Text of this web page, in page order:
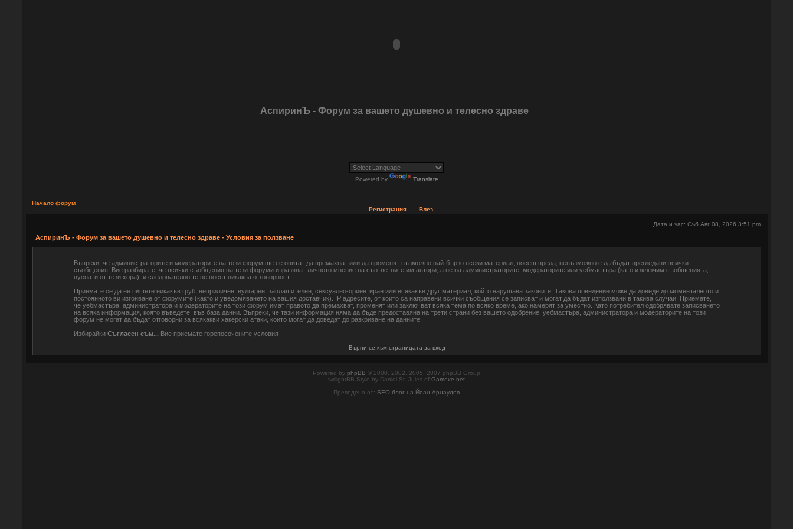
АспиринЪ - Форум за вашето душевно и телесно здраве
Powered by Translate
Начало форум
Регистрация
Влез
Дата и час: Съб Авг 08, 2026 3:51 pm
АспиринЪ - Форум за вашето душевно и телесно здраве - Условия за ползване
Въпреки, че администраторите и модераторите на този форум ще се опитат да премахнат или да променят възможно най-бързо всеки материал, носещ вреда, невъзможно е да бъдат прегледани всички
съобщения. Вие разбирате, че всички съобщения на тези форуми изразяват личното мнение на съответните им автори, а не на администраторите, модераторите или уебмастъра (като изключим съобщенията,
пуснати от тези хора), и следователно те не носят никаква отговорност.
Приемате се да не пишете никакъв груб, неприличен, вулгарен, заплашителен, сексуално-ориентиран или всякакъв друг материал, който нарушава законите. Такова поведение може да доведе до моменталното и
постоянното ви изгонване от форумите (както и уведомяването на вашия доставчик). IP адресите, от които са направени всички съобщения се записват и могат да бъдат използвани в такива случаи. Приемате,
че уебмастъра, администратора и модераторите на този форум имат правото да премахват, променят или заключват всяка тема по всяко време, ако намерят за уместно. Като потребител одобрявате записването
на всяка информация, която въведете, във база данни. Въпреки, че тази информация няма да бъде предоставяна на трети страни без вашето одобрение, уебмастъра, администратора и модераторите на този
форум не могат да бъдат отговорни за всякакви хакерски атаки, които могат да доведат до разкриване на данните.
Избирайки Съгласен съм... Вие приемате горепосочените условия
Върни се към страницата за вход
Powered by phpBB © 2000, 2002, 2005, 2007 phpBB Group
twilightBB Style by Daniel St. Jules of Gamexe.net
Преведено от: SEO блог на Йоан Арнаудов